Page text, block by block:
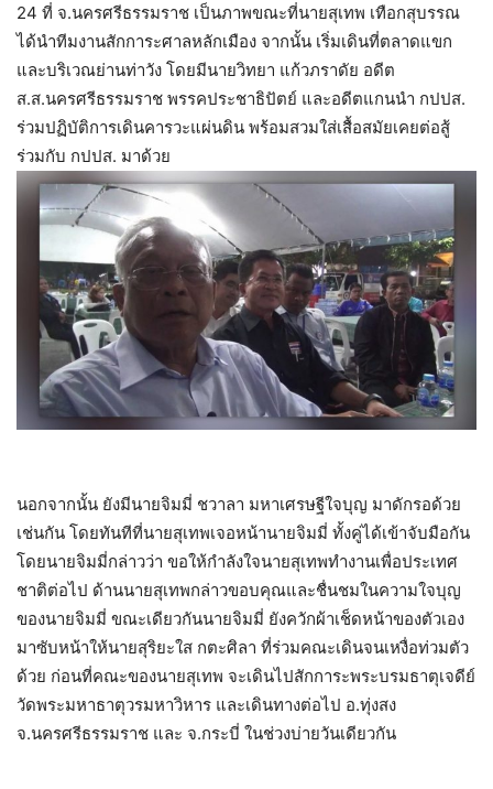
24 ที่ จ.นครศรีธรรมราช เป็นภาพขณะที่นายสุเทพ เทือกสุบรรณ
ได้นำทีมงานสักการะศาลหลักเมือง จากนั้น เริ่มเดินที่ตลาดแขก
และบริเวณย่านท่าวัง โดยมีนายวิทยา แก้วภราดัย อดีต
ส.ส.นครศรีธรรมราช พรรคประชาธิปัตย์ และอดีตแกนนำ กปปส.
ร่วมปฏิบัติการเดินคารวะแผ่นดิน พร้อมสวมใส่เสื้อสมัยเคยต่อสู้
ร่วมกับ กปปส. มาด้วย
นอกจากนั้น ยังมีนายจิมมี่ ชวาลา มหาเศรษฐีใจบุญ มาดักรอด้วย
เช่นกัน โดยทันทีที่นายสุเทพเจอหน้านายจิมมี่ ทั้งคู่ได้เข้าจับมือกัน
โดยนายจิมมี่กล่าวว่า ขอให้กำลังใจนายสุเทพทำงานเพื่อประเทศ
ชาติต่อไป ด้านนายสุเทพกล่าวขอบคุณและชื่นชมในความใจบุญ
ของนายจิมมี่ ขณะเดียวกันนายจิมมี่ ยังควักผ้าเช็ดหน้าของตัวเอง
มาซับหน้าให้นายสุริยะใส กตะศิลา ที่ร่วมคณะเดินจนเหงื่อท่วมตัว
ด้วย ก่อนที่คณะของนายสุเทพ จะเดินไปสักการะพระบรมธาตุเจดีย์
วัดพระมหาธาตุวรมหาวิหาร และเดินทางต่อไป อ.ทุ่งสง
จ.นครศรีธรรมราช และ จ.กระบี่ ในช่วงบ่ายวันเดียวกัน